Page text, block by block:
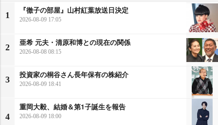
1
『徹子の部屋』山村紅葉放送日決定
2026-08-09 17:05
2
亜希 元夫・清原和博との現在の関係
2026-08-08 08:15
3
投資家の桐谷さん長年保有の株紹介
2026-08-09 18:41
4
重岡大毅、結婚＆第1子誕生を報告
2026-08-09 18:00